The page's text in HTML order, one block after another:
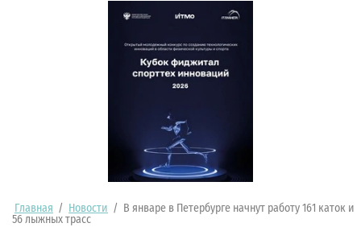
Главная / Новости /
В январе в Петербурге начнут работу 161 каток и
56 лыжных трасс